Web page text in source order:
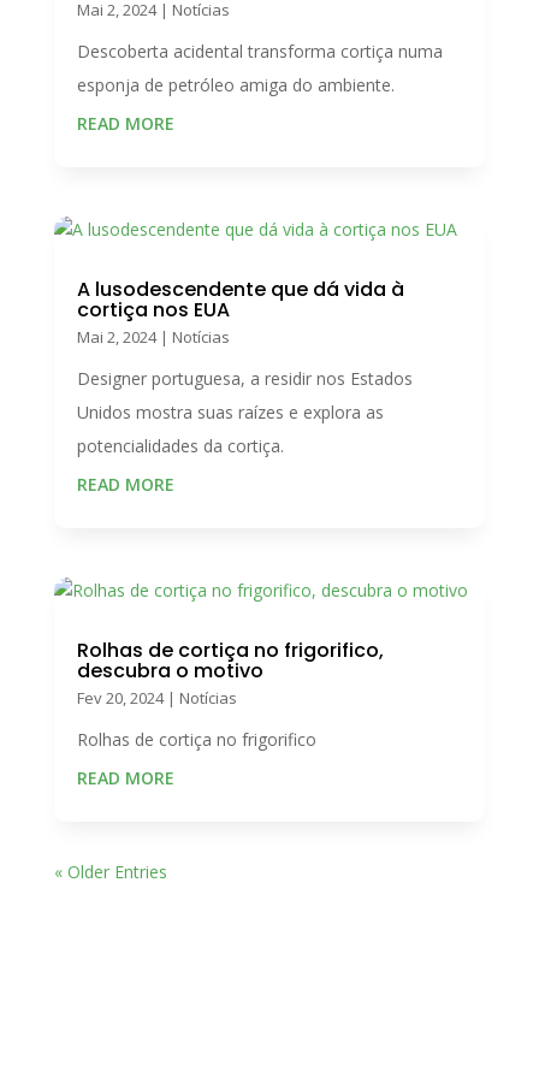
Mai 2, 2024| Notícias
Descoberta acidental transforma cortiça numa
esponja de petróleo amiga do ambiente.
READ MORE
A lusodescendente que dá vida à
cortiça nos EUA
Mai 2, 2024| Notícias
Designer portuguesa, a residir nos Estados
Unidos mostra suas raízes e explora as
potencialidades da cortiça.
READ MORE
Rolhas de cortiça no frigorifico,
descubra o motivo
Fev 20, 2024| Notícias
Rolhas de cortiça no frigorifico
READ MORE
« Older Entries